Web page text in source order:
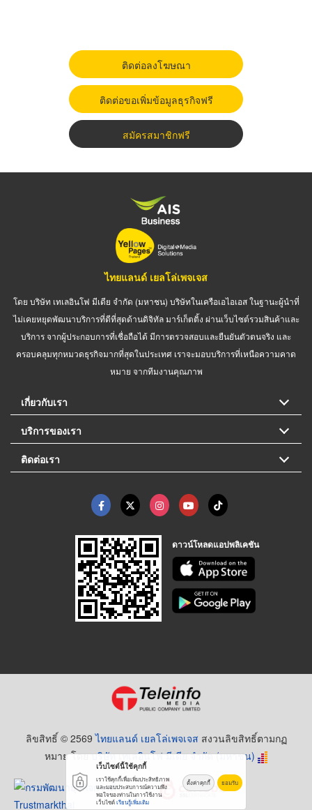
ติดต่อลงโฆษณา
ติดต่อขอเพิ่มข้อมูลธุรกิจฟรี
สมัครสมาชิกฟรี
ไทยแลนด์ เยลโล่เพจเจส
โดย บริษัท เทเลอินโฟ มีเดีย จำกัด (มหาชน) บริษัทในเครือเอไอเอส ในฐานะผู้นำที่
ไม่เคยหยุดพัฒนาบริการที่ดีที่สุดด้านดิจิทัล มาร์เก็ตติ้ง ผ่านเว็บไซต์รวมสินค้าและ
บริการ จากผู้ประกอบการที่เชื่อถือได้ มีการตรวจสอบและยืนยันตัวตนจริง และ
ครอบคลุมทุกหมวดธุรกิจมากที่สุดในประเทศ เราจะมอบบริการที่เหนือความคาด
หมาย จากทีมงานคุณภาพ
เกี่ยวกับเรา
บริการของเรา
ติดต่อเรา
ดาวน์โหลดแอปพลิเคชัน
ลิขสิทธิ์ © 2569ไทยแลนด์ เยลโล่เพจเจส สงวนลิขสิทธิ์ตามกฏ
หมาย โดยบริษัท เทเลอินโฟ มีเดีย จำกัด (มหาชน)
เว็บไซต์นี้ใช้คุกกี้
เราใช้คุกกี้เพื่อเพิ่มประสิทธิภาพ
และมอบประสบการณ์ความพึง
พอใจของท่านในการใช้งาน
เว็บไซต์เรียนรู้เพิ่มเติม
ตั้งค่าคุกกี้ ยอมรับ